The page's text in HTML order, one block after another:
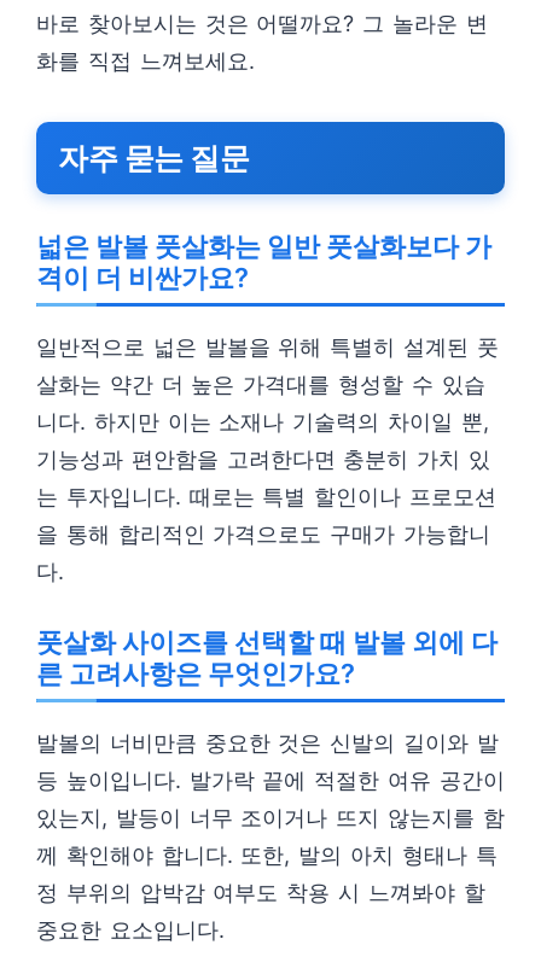
바로 찾아보시는 것은 어떨까요? 그 놀라운 변
화를 직접 느껴보세요.
자주 묻는 질문
넓은 발볼 풋살화는 일반 풋살화보다 가
격이 더 비싼가요?
일반적으로 넓은 발볼을 위해 특별히 설계된 풋
살화는 약간 더 높은 가격대를 형성할 수 있습
니다. 하지만 이는 소재나 기술력의 차이일 뿐,
기능성과 편안함을 고려한다면 충분히 가치 있
는 투자입니다. 때로는 특별 할인이나 프로모션
을 통해 합리적인 가격으로도 구매가 가능합니
다.
풋살화 사이즈를 선택할 때 발볼 외에 다
른 고려사항은 무엇인가요?
발볼의 너비만큼 중요한 것은 신발의 길이와 발
등 높이입니다. 발가락 끝에 적절한 여유 공간이
있는지, 발등이 너무 조이거나 뜨지 않는지를 함
께 확인해야 합니다. 또한, 발의 아치 형태나 특
정 부위의 압박감 여부도 착용 시 느껴봐야 할
중요한 요소입니다.